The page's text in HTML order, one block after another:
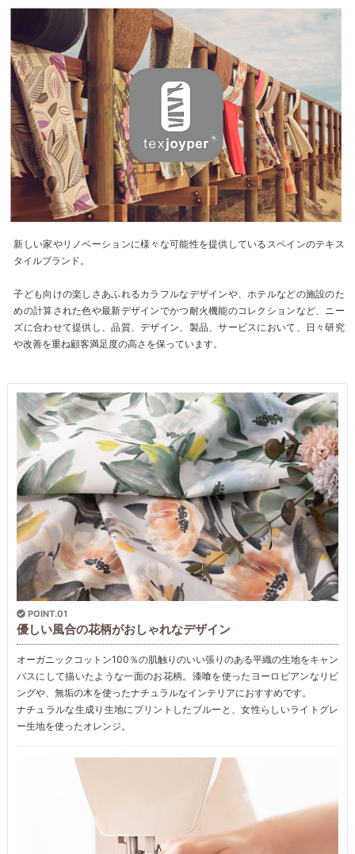
新しい家やリノベーションに様々な可能性を提供しているスペインのテキス
タイルブランド。
子ども向けの楽しさあふれるカラフルなデザインや、ホテルなどの施設のた
めの計算された色や最新デザインでかつ耐火機能のコレクションなど、ニー
ズに合わせて提供し、品質、デザイン、製品、サービスにおいて、日々研究
や改善を重ね顧客満足度の高さを保っています。
POINT.01
優しい風合の花柄がおしゃれなデザイン
オーガニックコットン100％の肌触りのいい張りのある平織の生地をキャン
バスにして描いたような一面のお花柄。漆喰を使ったヨーロピアンなリビ
ングや、無垢の木を使ったナチュラルなインテリアにおすすめです。
ナチュラルな生成り生地にプリントしたブルーと、女性らしいライトグレ
ー生地を使ったオレンジ。